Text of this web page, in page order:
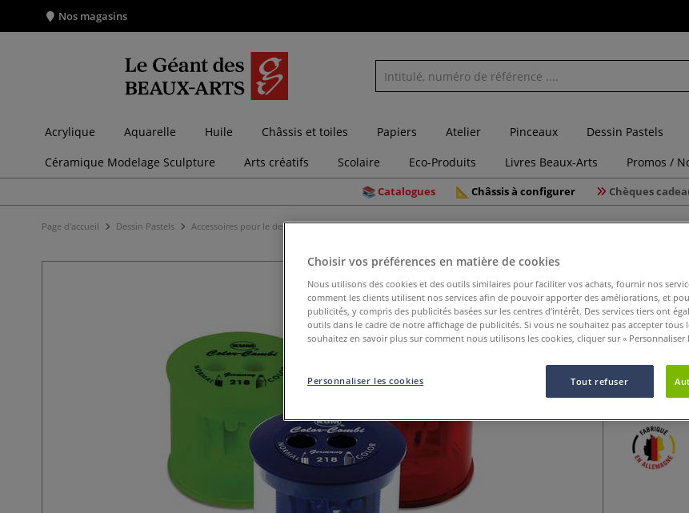
Nos magasins
Acrylique Aquarelle Huile Châssis et toiles Papiers Atelier Pinceaux Dessin Pastels
Céramique Modelage Sculpture
Arts créatifs Scolaire Eco-Produits Livres Beaux-Arts Promos /
Catalogues Châssis à configurer Chèques
Page d'accueil Dessin Pastels Accessoires pour le dessin Taille-crayons Taille-crayon 218T double Kum
Taille-
Le Taille-
et crayons
Choisir vos préférences en matière de cookies
Nous utilisons des cookies et des outils similaires pour faciliter vos achats, fournir nos
comment les clients utilisent nos services afin de pouvoir apporter des améliorations, et
publicités, y compris des publicités basées sur les centres d’intérêt. Des services tiers ont
outils dans le cadre de notre affichage de publicités. Si vous ne souhaitez pas accepter tous
souhaitez en savoir plus sur comment nous utilisons les cookies, cliquer sur « Personnaliser
Tout refuser
Personnaliser les cookies